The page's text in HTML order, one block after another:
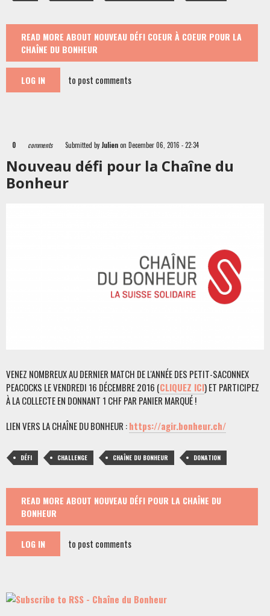
READ MORE ABOUT NOUVEAU DÉFI COEUR À COEUR POUR LA
CHAÎNE DU BONHEUR
LOG IN to post comments
0 comments Submitted by Julienon December 06, 2016 - 22:34
Nouveau défi pour la Chaîne du
Bonheur
VENEZ NOMBREUX AU DERNIER MATCH DE L'ANNÉE DES PETIT-SACONNEX
PEACOCKS LE VENDREDI 16 DÉCEMBRE 2016 (CLIQUEZ ICI) ET PARTICIPEZ
À LA COLLECTE EN DONNANT 1 CHF PAR PANIER MARQUÉ !
LIEN VERS LA CHAÎNE DU BONHEUR :https://agir.bonheur.ch/
DÉFI CHALLENGE CHAÎNE DU BONHEUR DONATION
READ MORE ABOUT NOUVEAU DÉFI POUR LA CHAÎNE DU
BONHEUR
LOG IN to post comments